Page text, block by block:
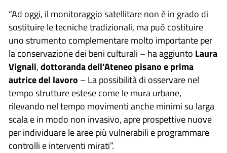
“Ad oggi, il monitoraggio satellitare non è in grado di
sostituire le tecniche tradizionali, ma può costituire
uno strumento complementare molto importante per
la conservazione dei beni culturali – ha aggiunto Laura
Vignali,dottoranda dell’Ateneo pisano e prima
autrice del lavoro – La possibilità di osservare nel
tempo strutture estese come le mura urbane,
rilevando nel tempo movimenti anche minimi su larga
scala e in modo non invasivo, apre prospettive nuove
per individuare le aree più vulnerabili e programmare
controlli e interventi mirati”.